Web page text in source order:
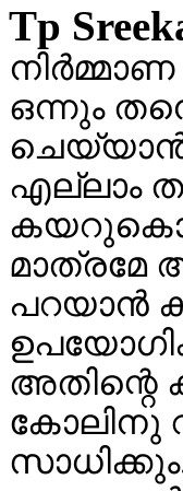
Tp
ഒന്നും
ചെയ്യാന്‍
എല്ലാം
മാത്രമേ
പറയാന്‍
അതിന്റെ
കോലിനു